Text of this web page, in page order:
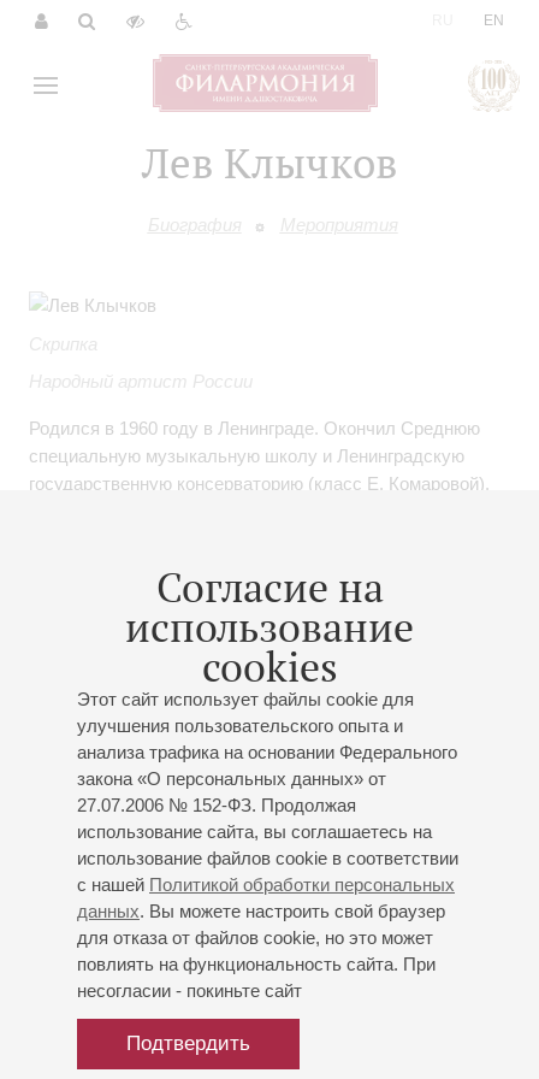
EN
Лев Клычков
Биография Мероприятия
Согласие на
использование
cookies
Этот сайт использует файлы cookie для
улучшения пользовательского опыта и
анализа трафика на основании Федерального
закона «О персональных данных» от
27.07.2006 № 152-ФЗ. Продолжая
использование сайта, вы соглашаетесь на
использование файлов cookie в соответствии
с нашей Политикой обработки персональных
данных. Вы можете настроить свой браузер
для отказа от файлов cookie, но это может
повлиять на функциональность сайта. При
несогласии - покиньте сайт
Подтвердить
Скрипка
Народный артист России
Родился в 1960 году в Ленинграде. Окончил Среднюю
специальную музыкальную школу и Ленинградскую
государственную консерваторию (класс Е. Комаровой).
первых скрипок Заслуженного коллектива России. С
1998 года является первым концертмейстером оркестра,
с которым неоднократно выступал как солист в России и
Работал с такими дирижерами, как Е. Мравинский,
Ю. Темирканов, В. Гергиев, Г. Шолти, С. Бычков, Н. Ярви,
А. Янсонс, М. Янсонс, М. Юровский, И. Менухин,
Ю. Симонов, В. Синайский, Г. Рождественский и многими
другими.
Активно концертирует, в том числе как участник
камерных ансамблей (среди творческих партнеров –
Х. Хан, Д. Ситковецкий, А. Рудин, И. Солженицын), дает
мастер-классы в разных странах мира.
Музыкант владеет обширным репертуаром – от Баха до
Стравинского и сочинений современных авторов.